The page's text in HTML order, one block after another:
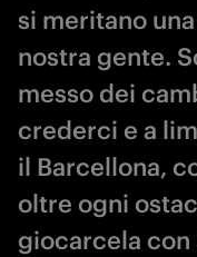
si meritano
nostra gente.
messo dei
crederci e a
il Barcellona,
oltre ogni
giocarcela con